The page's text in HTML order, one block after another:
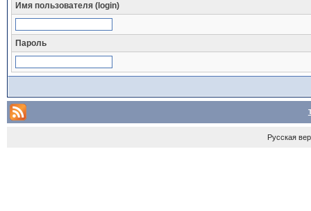
Имя пользователя (login)
Пароль
Русская